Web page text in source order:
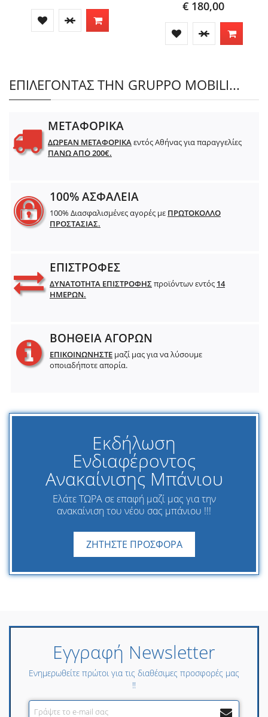
€ 180,00
ΕΠΙΛΕΓΟΝΤΑΣ ΤΗΝ GRUPPO MOBILI...
ΜΕΤΑΦΟΡΙΚΑ
ΔΩΡΕΑΝ ΜΕΤΑΦΟΡΙΚΑεντός Αθήνας για παραγγελίες
ΠΑΝΩ ΑΠΟ 200€.
100% ΑΣΦΑΛΕΙΑ
100% Διασφαλισμένες αγορές με ΠΡΩΤΟΚΟΛΛΟ
ΠΡΟΣΤΑΣΙΑΣ.
ΕΠΙΣΤΡΟΦΕΣ
ΔΥΝΑΤΟΤΗΤΑ ΕΠΙΣΤΡΟΦΗΣπροϊόντων εντός 14
ΗΜΕΡΩΝ.
ΒΟΗΘΕΙΑ ΑΓΟΡΩΝ
ΕΠΙΚΟΙΝΩΝΗΣΤΕ μαζί μας για να λύσουμε
οποιαδήποτε απορία.
Εκδήλωση
Ενδιαφέροντος
Ανακαίνισης Μπάνιου
Ελάτε ΤΩΡΑ σε επαφή μαζί μας για την
ανακαίνιση του νέου σας μπάνιου !!!
ΖΗΤΗΣΤΕ ΠΡΟΣΦΟΡΑ
Εγγραφή Newsletter
Ενημερωθείτε πρώτοι για τις διαθέσιμες προσφορές μας
!!